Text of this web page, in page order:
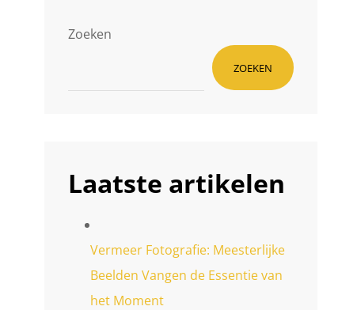
Zoeken
ZOEKEN
Laatste artikelen
Vermeer Fotografie: Meesterlijke
Beelden Vangen de Essentie van
het Moment